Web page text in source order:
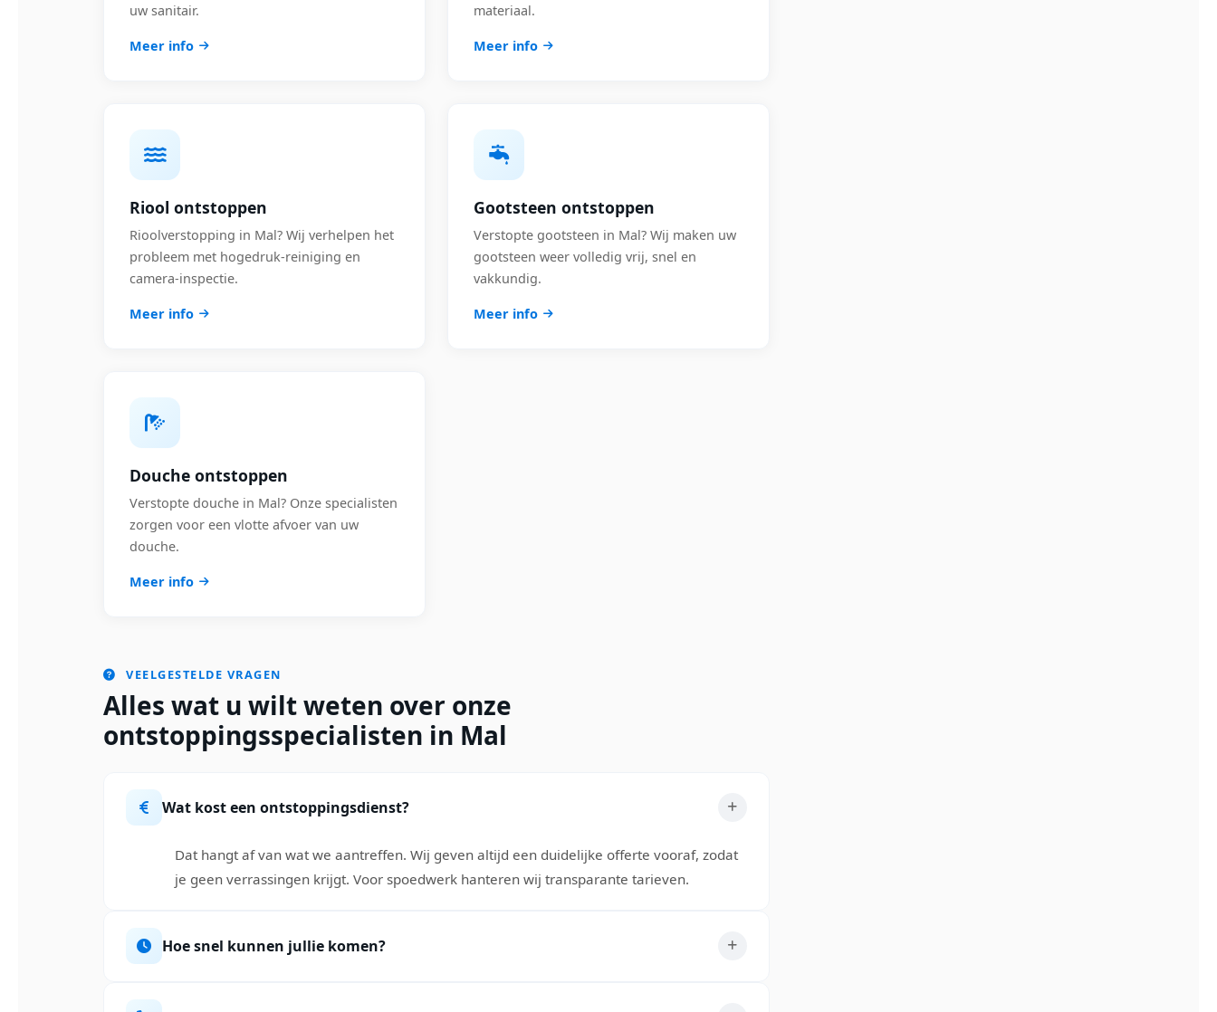
uw sanitair.
Meer info
materiaal.
Meer info
Riool ontstoppen
Rioolverstopping in Mal? Wij verhelpen het
probleem met hogedruk-reiniging en
camera-inspectie.
Meer info
Gootsteen ontstoppen
Verstopte gootsteen in Mal? Wij maken uw
gootsteen weer volledig vrij, snel en
vakkundig.
Meer info
Douche ontstoppen
Verstopte douche in Mal? Onze specialisten
zorgen voor een vlotte afvoer van uw
douche.
Meer info
VEELGESTELDE VRAGEN
Alles wat u wilt weten over onze
ontstoppingsspecialisten in Mal
Wat kost een ontstoppingsdienst?
Dat hangt af van wat we aantreffen. Wij geven altijd een duidelijke offerte vooraf, zodat
je geen verrassingen krijgt. Voor spoedwerk hanteren wij transparante tarieven.
Hoe snel kunnen jullie komen?